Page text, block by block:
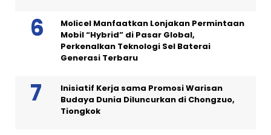
Molicel Manfaatkan Lonjakan Permintaan
Mobil “Hybrid” di Pasar Global,
Perkenalkan Teknologi Sel Baterai
Generasi Terbaru
Inisiatif Kerja sama Promosi Warisan
Budaya Dunia Diluncurkan di Chongzuo,
Tiongkok